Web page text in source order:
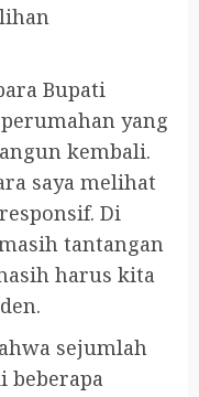
Bupati
yang
kembali.
saya melihat
Di
tantangan
harus kita
sejumlah
beberapa